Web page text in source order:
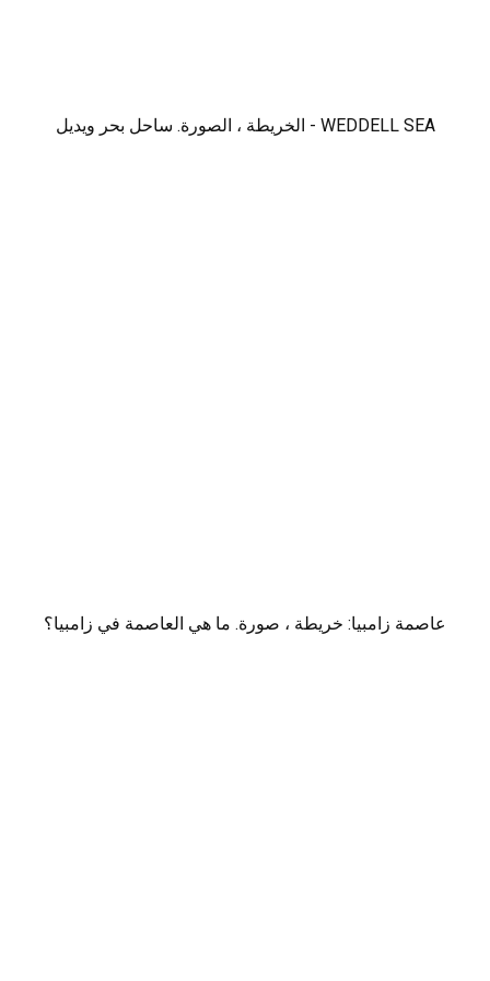
WEDDELL SEA - الخريطة ، الصورة. ساحل بحر ويديل
عاصمة زامبيا: خريطة ، صورة. ما هي العاصمة في زامبيا؟